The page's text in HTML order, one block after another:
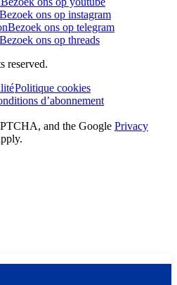
Bezoek ons op instagram
Bezoek ons op telegram
Bezoek ons op threads
reserved.
Politique cookies
d’abonnement
and the Google Privacy